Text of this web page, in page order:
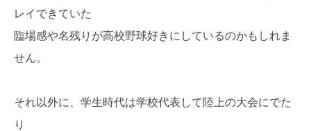
レイできていた
臨場感や名残りが高校野球好きにしているのかもしれま
せん。
それ以外に、学生時代は学校代表して陸上の大会にでた
り